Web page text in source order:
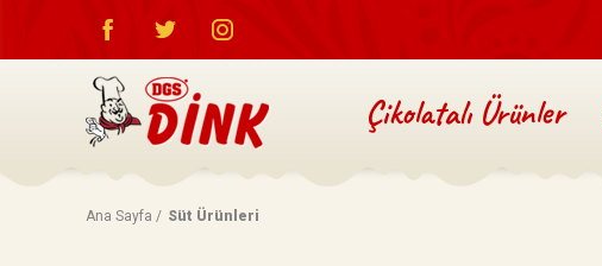
Çikolatalı Ürünler
Ana Sayfa / Süt Ürünleri